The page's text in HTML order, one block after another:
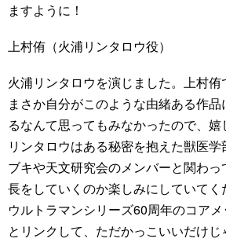
ますように！
上村侑（火浦リンタロウ役）
火浦リンタロウを演じました。上村侑
まさか自分がこのような由緒ある作
るなんて思ってもみなかったので、嬉
リンタロウはある秘密を抱えた獣医
ブキや天文研究会のメンバーと関わ
長をしていくのか楽しみにしていてく
ウルトラマンシリーズ60周年のコアメ
とリンクして、ただかっこいいだけ